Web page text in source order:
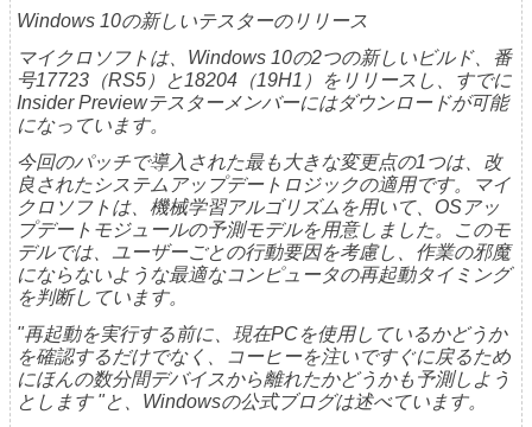
Windows 10の新しいテスターのリリース
マイクロソフトは、Windows 10の2つの新しいビルド、番
号17723（RS5）と18204（19H1）をリリースし、すでに
Insider Previewテスターメンバーにはダウンロードが可能
になっています。
今回のパッチで導入された最も大きな変更点の1つは、改
良されたシステムアップデートロジックの適用です。マイ
クロソフトは、機械学習アルゴリズムを用いて、OSアッ
プデートモジュールの予測モデルを用意しました。このモ
デルでは、ユーザーごとの行動要因を考慮し、作業の邪魔
にならないような最適なコンピュータの再起動タイミング
を判断しています。
"再起動を実行する前に、現在PCを使用しているかどうか
を確認するだけでなく、コーヒーを注いですぐに戻るため
にほんの数分間デバイスから離れたかどうかも予測しよう
とします "と、Windowsの公式ブログは述べています。